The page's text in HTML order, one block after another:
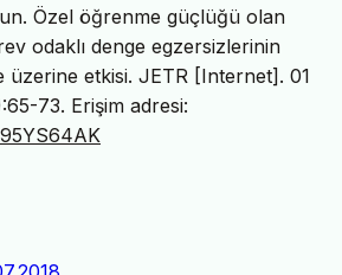
Özel öğrenme güçlüğü olan
odaklı denge egzersizlerinin
üzerine etkisi. JETR [Internet]. 01
73. Erişim adresi: